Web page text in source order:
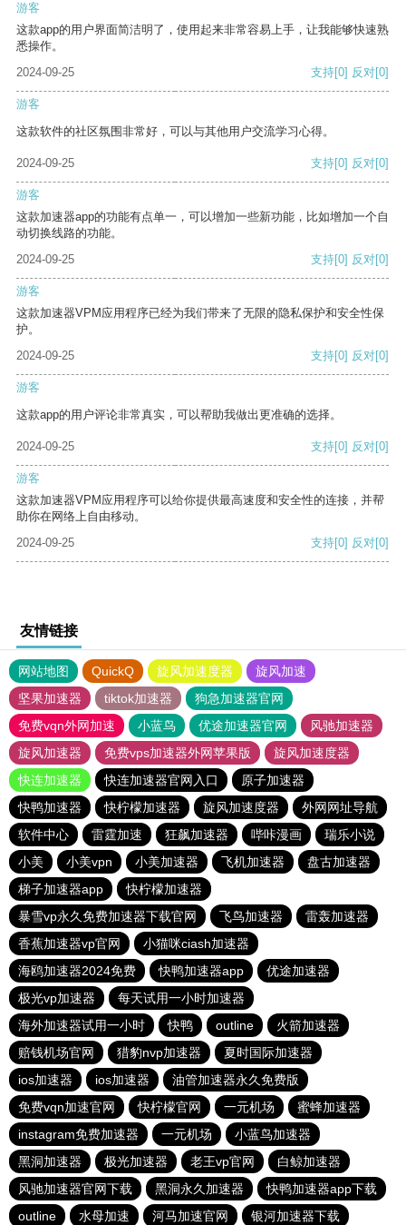
游客
这款app的用户界面简洁明了，使用起来非常容易上手，让我能够快速熟
悉操作。
2024-09-25
支持[0] 反对[0]
游客
这款软件的社区氛围非常好，可以与其他用户交流学习心得。
2024-09-25 支持[0] 反对[0]
游客
这款加速器app的功能有点单一，可以增加一些新功能，比如增加一个自
动切换线路的功能。
2024-09-25
支持[0] 反对[0]
游客
这款加速器VPM应用程序已经为我们带来了无限的隐私保护和安全性保
护。
2024-09-25
支持[0] 反对[0]
游客
这款app的用户评论非常真实，可以帮助我做出更准确的选择。
2024-09-25 支持[0] 反对[0]
游客
这款加速器VPM应用程序可以给你提供最高速度和安全性的连接，并帮
助你在网络上自由移动。
2024-09-25
支持[0] 反对[0]
友情链接
网站地图 QuickQ 旋风加速度器
旋风加速
坚果加速器
tiktok加速器
狗急加速器官网
免费vqn外网加速
小蓝鸟 优途加速器官网
风驰加速器
旋风加速器
免费vps加速器外网苹果版
旋风加速度器
快连加速器
快连加速器官网入口
原子加速器
快鸭加速器
快柠檬加速器 旋风加速度器
外网网址导航
软件中心
雷霆加速 狂飙加速器 哔咔漫画
瑞乐小说
小美
小美vpn 小美加速器 飞机加速器
盘古加速器
梯子加速器app
快柠檬加速器
暴雪vp永久免费加速器下载官网
飞鸟加速器
雷轰加速器
香蕉加速器vp官网
小猫咪ciash加速器
海鸥加速器2024免费
快鸭加速器app
优途加速器
极光vp加速器
每天试用一小时加速器
海外加速器试用一小时
快鸭 outline
火箭加速器
赔钱机场官网
猎豹nvp加速器
夏时国际加速器
ios加速器
ios加速器
油管加速器永久免费版
免费vqn加速官网
快柠檬官网 一元机场
蜜蜂加速器
instagram免费加速器
一元机场
小蓝鸟加速器
黑洞加速器
极光加速器 老王vp官网
白鲸加速器
风驰加速器官网下载
黑洞永久加速器
快鸭加速器app下载
outline
水母加速 河马加速官网 银河加速器下载